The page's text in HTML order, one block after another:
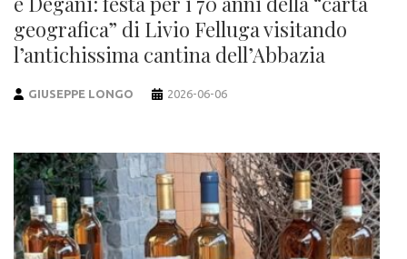
geografica” di Livio Felluga visitando
l’antichissima cantina dell’Abbazia
GIUSEPPE LONGO 2026-06-06